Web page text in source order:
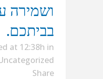
ושמירה
בביתכם.
at 12:38h in
Share